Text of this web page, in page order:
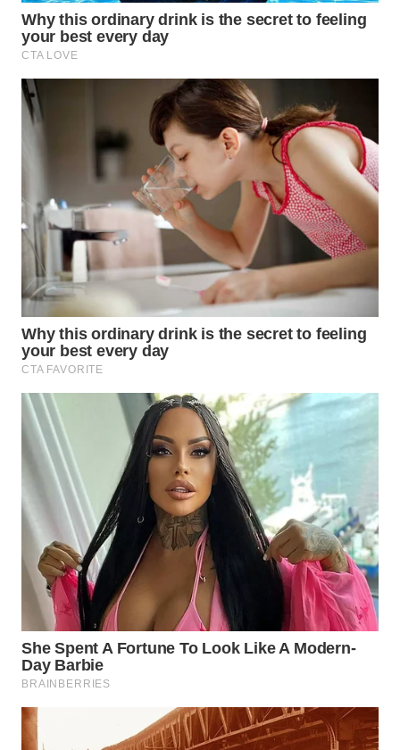
WN
PRIANGAN
SEMARANG
SOLO
WN
BOROBUDUR
WN
MADURA
WN
SURABAYA
WN
NATUNA
WN
BINTAN
WN
MANDALIKA
WN
LIKUPANG
LABUANBAJO